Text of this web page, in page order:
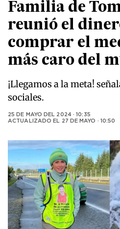
Familia de
reunió el
comprar el
más caro del
¡Llegamos a la meta!
sociales.
25 DE MAYO DEL 2024 · 10:35
ACTUALIZADO EL 27 DE MAYO · 10:50